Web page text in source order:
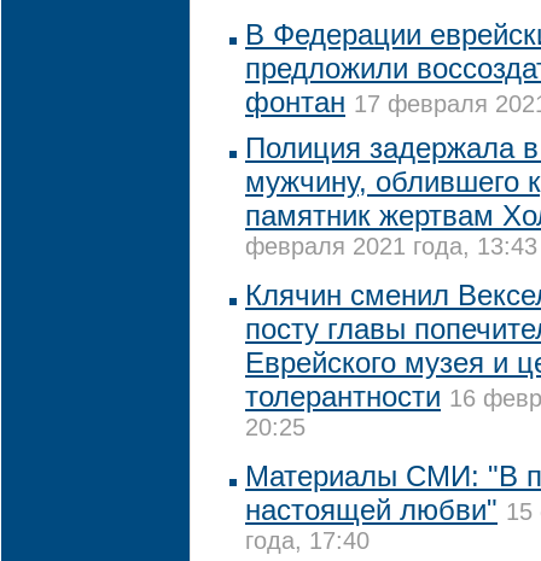
В Федерации
предложили
фонтан 17 февраля
Полиция задержала
мужчину, облившего
памятник жертвам
февраля 2021 года, 13:43
Клячин сменил
посту главы
Еврейского музея и
толерантности 16
20:25
Материалы СМИ: "В
настоящей любви" 15
года, 17:40